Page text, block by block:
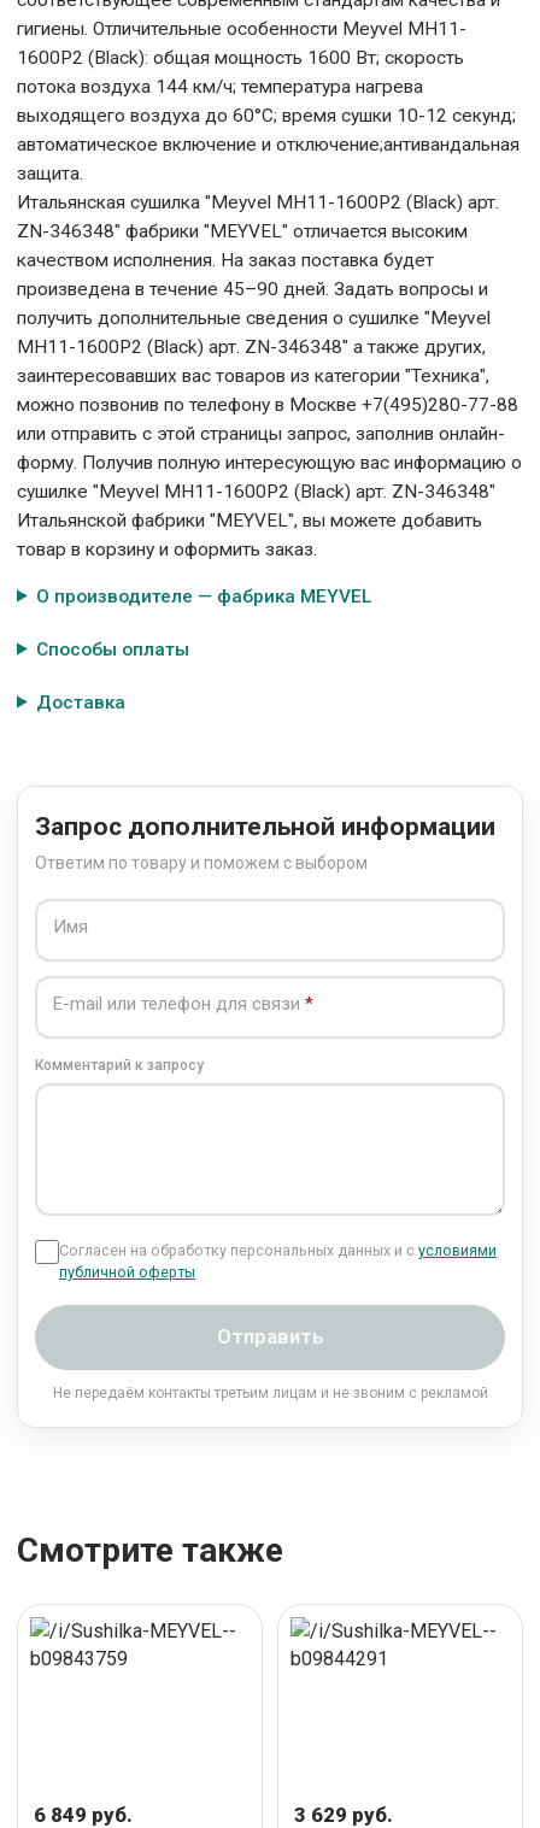
гигиены. Отличительные особенности Meyvel MH11-
1600P2 (Black): общая мощность 1600 Вт; скорость
потока воздуха 144 км/ч; температура нагрева
выходящего воздуха до 60°С; время сушки 10-12 секунд;
автоматическое включение и отключение;антивандальная
защита.
Итальянская сушилка "Meyvel MH11-1600P2 (Black) арт.
ZN-346348" фабрики "MEYVEL" отличается высоким
качеством исполнения. На заказ поставка будет
произведена в течение 45–90 дней. Задать вопросы и
получить дополнительные сведения о сушилке "Meyvel
MH11-1600P2 (Black) арт. ZN-346348" а также других,
заинтересовавших вас товаров из категории "Техника",
можно позвонив по телефону в Москве +7(495)280-77-88
или отправить с этой страницы запрос, заполнив онлайн-
форму. Получив полную интересующую вас информацию о
сушилке "Meyvel MH11-1600P2 (Black) арт. ZN-346348"
Итальянской фабрики "MEYVEL", вы можете добавить
товар в корзину и оформить заказ.
О производителе — фабрика MEYVEL
Способы оплаты
Доставка
Запрос дополнительной информации
Ответим по товару и поможем с выбором
Имя
E-mail или телефон для связи
Комментарий к запросу
Согласен на обработку персональных данных и с условиями
публичной оферты
Отправить
Не передаём контакты третьим лицам и не звоним с рекламой
Смотрите также
6 849 руб. 3 629 руб.